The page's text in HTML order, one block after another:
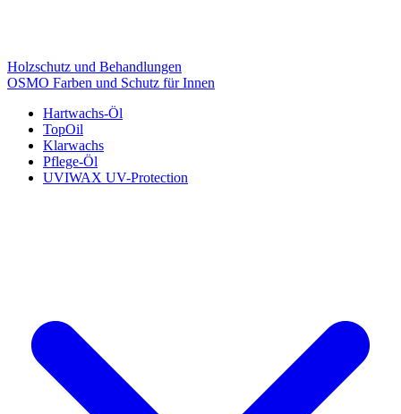
Holzschutz und Behandlungen
OSMO Farben und Schutz für Innen
Hartwachs-Öl
TopOil
Klarwachs
Pflege-Öl
UVIWAX UV-Protection